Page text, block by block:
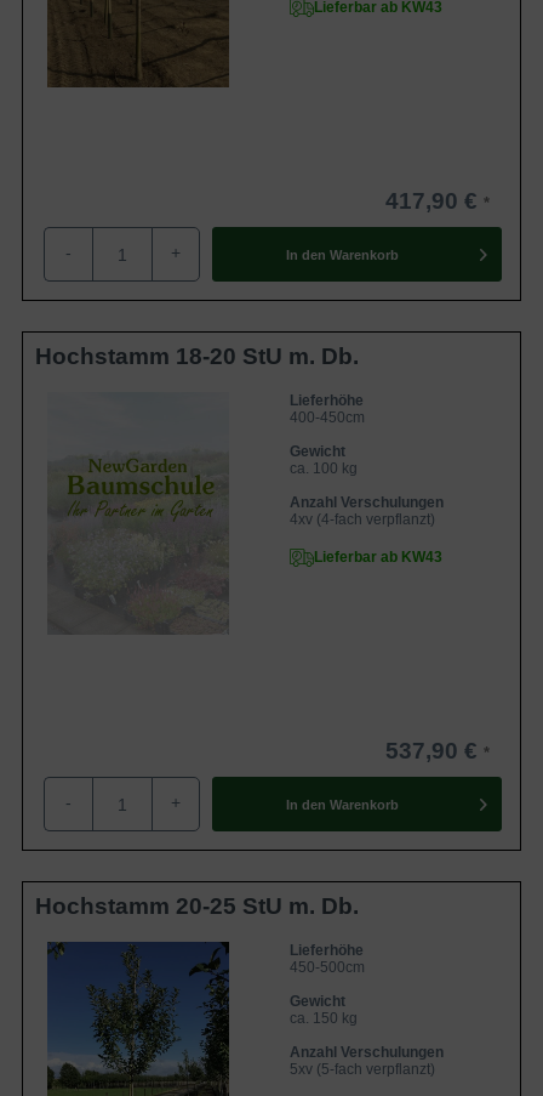
Lieferbar ab KW43
417,90 €
- + In den Warenkorb
Hochstamm 18-20 StU m. Db.
Lieferhöhe
400-450cm
Gewicht
ca. 100 kg
Anzahl Verschulungen
4xv (4-fach verpflanzt)
Lieferbar ab KW43
537,90 €
- + In den Warenkorb
Hochstamm 20-25 StU m. Db.
Lieferhöhe
450-500cm
Gewicht
ca. 150 kg
Anzahl Verschulungen
5xv (5-fach verpflanzt)